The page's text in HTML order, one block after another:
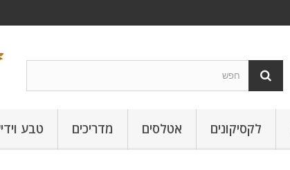
טבע מדריכים אטלסים לקסיקונים